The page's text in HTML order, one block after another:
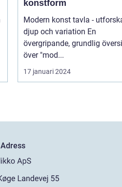
konstform
Modern konst tavla -
djup och variation En
övergripande, grundlig
över "mod...
17 januari 2024
Adress